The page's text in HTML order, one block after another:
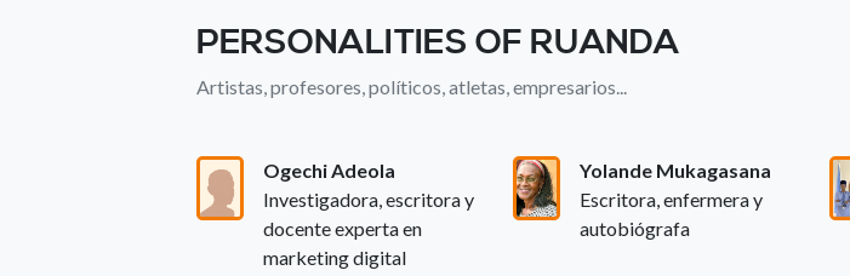
PERSONALITIES OF RUANDA
Artistas, profesores, políticos, atletas, empresarios...
Ogechi Adeola
Investigadora, escritora y
docente experta en
marketing digital
Yolande Mukagasana
Escritora, enfermera y
autobiógrafa